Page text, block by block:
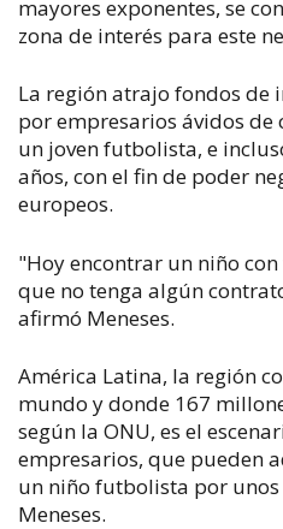
mayores exponentes, se
zona de interés para este
La región atrajo fondos de
por empresarios ávidos de
un joven futbolista, e
años, con el fin de poder
europeos.
"Hoy encontrar un niño
que no tenga algún
afirmó Meneses.
América Latina, la región
mundo y donde 167
según la ONU, es el
empresarios, que pueden
un niño futbolista por
Meneses.